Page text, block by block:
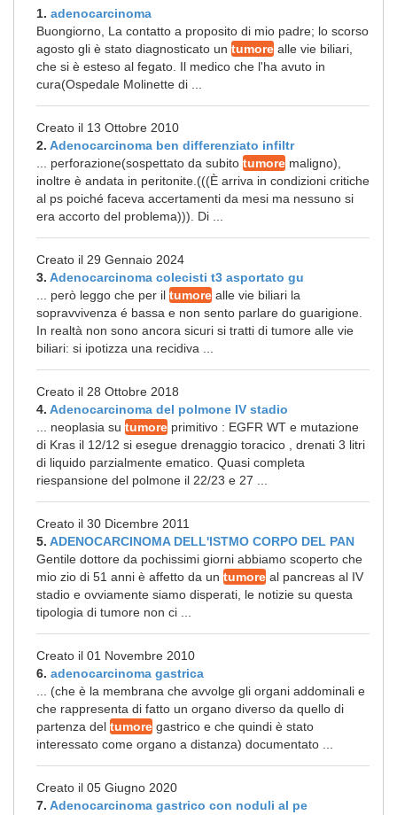
1. adenocarcinoma
Buongiorno, La contatto a proposito di mio padre; lo scorso
agosto gli è stato diagnosticato un tumore alle vie biliari,
che si è esteso al fegato. Il medico che l'ha avuto in
cura(Ospedale Molinette di ...
Creato il 13 Ottobre 2010
2. Adenocarcinoma ben differenziato infiltr
... perforazione(sospettato da subito tumore maligno),
inoltre è andata in peritonite.(((È arriva in condizioni critiche
al ps poiché faceva accertamenti da mesi ma nessuno si
era accorto del problema))). Di ...
Creato il 29 Gennaio 2024
3. Adenocarcinoma colecisti t3 asportato gu
... però leggo che per il tumore alle vie biliari la
sopravvivenza é bassa e non sento parlare do guarigione.
In realtà non sono ancora sicuri si tratti di tumore alle vie
biliari: si ipotizza una recidiva ...
Creato il 28 Ottobre 2018
4. Adenocarcinoma del polmone IV stadio
... neoplasia su tumore primitivo : EGFR WT e mutazione
di Kras il 12/12 si esegue drenaggio toracico , drenati 3 litri
di liquido parzialmente ematico. Quasi completa
riespansione del polmone il 22/23 e 27 ...
Creato il 30 Dicembre 2011
5. ADENOCARCINOMA DELL'ISTMO CORPO DEL PAN
Gentile dottore da pochissimi giorni abbiamo scoperto che
mio zio di 51 anni è affetto da un tumore al pancreas al IV
stadio e ovviamente siamo disperati, le notizie su questa
tipologia di tumore non ci ...
Creato il 01 Novembre 2010
6. adenocarcinoma gastrica
... (che è la membrana che avvolge gli organi addominali e
che rappresenta di fatto un organo diverso da quello di
partenza del tumore gastrico e che quindi è stato
interessato come organo a distanza) documentato ...
Creato il 05 Giugno 2020
7. Adenocarcinoma gastrico con noduli al pe